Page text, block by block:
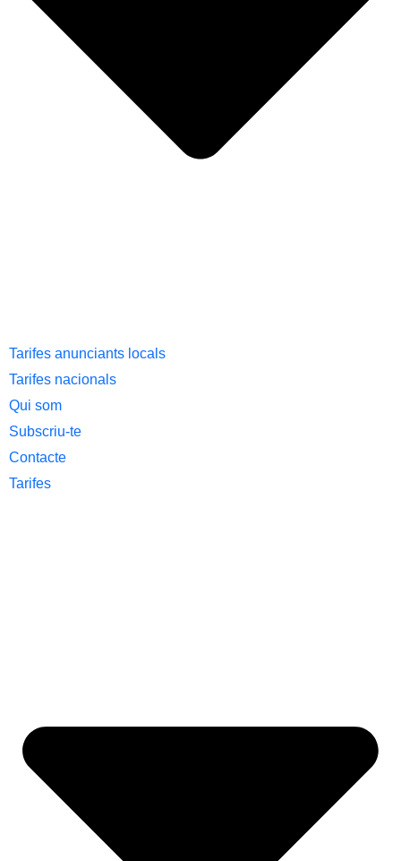
Tarifes anunciants locals
Tarifes nacionals
Qui som
Subscriu-te
Contacte
Tarifes